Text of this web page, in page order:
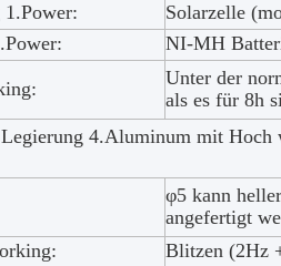
1.Power:
Solarzelle
NI-MH
Unter der
als es für 8h
4.Aluminum mit Hoch
φ5 kann
angefertigt
Blitzen (2Hz